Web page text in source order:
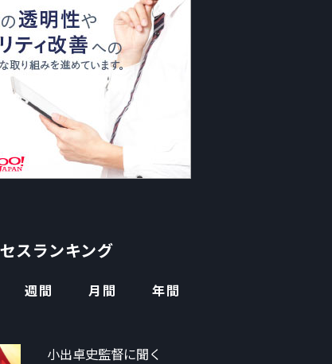
スランキング
週間 月間
年間
小出卓史監督に聞く